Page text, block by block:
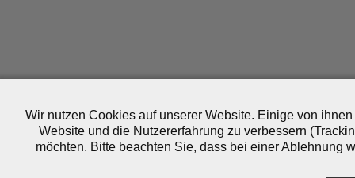
Wir nutzen Cookies auf unserer Website. Einige von
Website und die Nutzererfahrung zu verbessern
möchten. Bitte beachten Sie, dass bei einer Ablehnung